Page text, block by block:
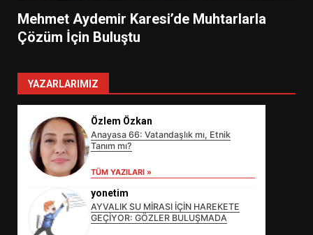
Mehmet Aydemir Karesi’de Muhtarlarla
Çözüm İçin Buluştu
YAZARLARIMIZ
Özlem Özkan
Anayasa 66: Vatandaşlık mı, Etnik
Tanım mı?
TÜM YAZILARI »
yonetim
AYVALIK SU MİRASI İÇİN HAREKETE
GEÇİYOR: GÖZLER BULUŞMADA